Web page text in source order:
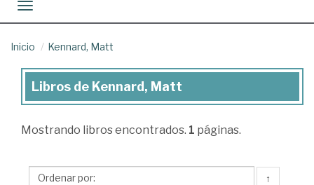
Toggle navigation
Inicio Kennard, Matt
Libros
Kennard,
Libros de Kennard, Matt
Mostrando libros encontrados. 1 páginas.
↑